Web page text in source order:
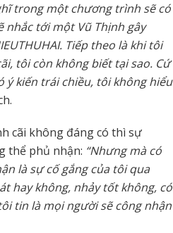
trong một chương trình sẽ có
tới một Vũ Thịnh gây
Tiếp theo là khi tôi
tôi còn không biết tại sao. Cứ
ý kiến trái chiều, tôi không hiểu
cãi không đáng có thì sự
thể phủ nhận: “Nhưng mà có
là sự cố gắng của tôi qua
hay không, nhảy tốt không, có
tin là mọi người sẽ công nhận